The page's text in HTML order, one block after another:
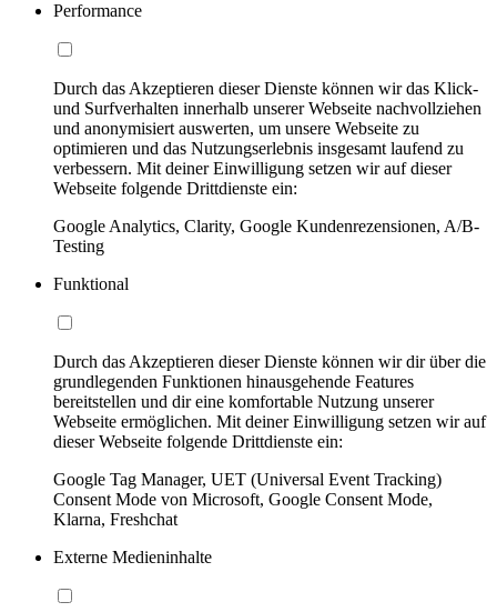
Performance
Durch das Akzeptieren dieser Dienste können wir das Klick-
und Surfverhalten innerhalb unserer Webseite nachvollziehen
und anonymisiert auswerten, um unsere Webseite zu
optimieren und das Nutzungserlebnis insgesamt laufend zu
verbessern. Mit deiner Einwilligung setzen wir auf dieser
Webseite folgende Drittdienste ein:
Google Analytics, Clarity, Google Kundenrezensionen, A/B-
Testing
Funktional
Durch das Akzeptieren dieser Dienste können wir dir über die
grundlegenden Funktionen hinausgehende Features
bereitstellen und dir eine komfortable Nutzung unserer
Webseite ermöglichen. Mit deiner Einwilligung setzen wir auf
dieser Webseite folgende Drittdienste ein:
Google Tag Manager, UET (Universal Event Tracking)
Consent Mode von Microsoft, Google Consent Mode,
Klarna, Freshchat
Externe Medieninhalte